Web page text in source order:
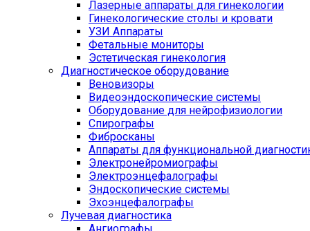
Лазерные аппараты для гинекологии
Гинекологические столы и кровати
УЗИ Аппараты
Фетальные мониторы
Эстетическая гинекология
Диагностическое оборудование
Веновизоры
Видеоэндоскопические системы
Оборудование для нейрофизиологии
Спирографы
Фибросканы
Аппараты для функциональной
Электронейромиографы
Электроэнцефалографы
Эндоскопические системы
Эхоэнцефалографы
Лучевая диагностика